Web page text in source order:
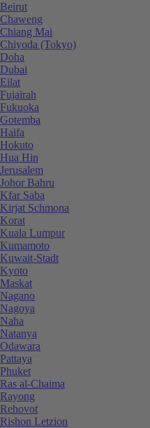
Beirut
Chaweng
Chiang Mai
Chiyoda (Tokyo)
Doha
Dubai
Eilat
Fujairah
Fukuoka
Gotemba
Haifa
Hokuto
Hua Hin
Jerusalem
Johor Bahru
Kfar Saba
Kirjat Schmona
Korat
Kuala Lumpur
Kumamoto
Kuwait-Stadt
Kyoto
Maskat
Nagano
Nagoya
Naha
Natanya
Odawara
Pattaya
Phuket
Ras al-Chaima
Rayong
Rehovot
Rishon Letzion